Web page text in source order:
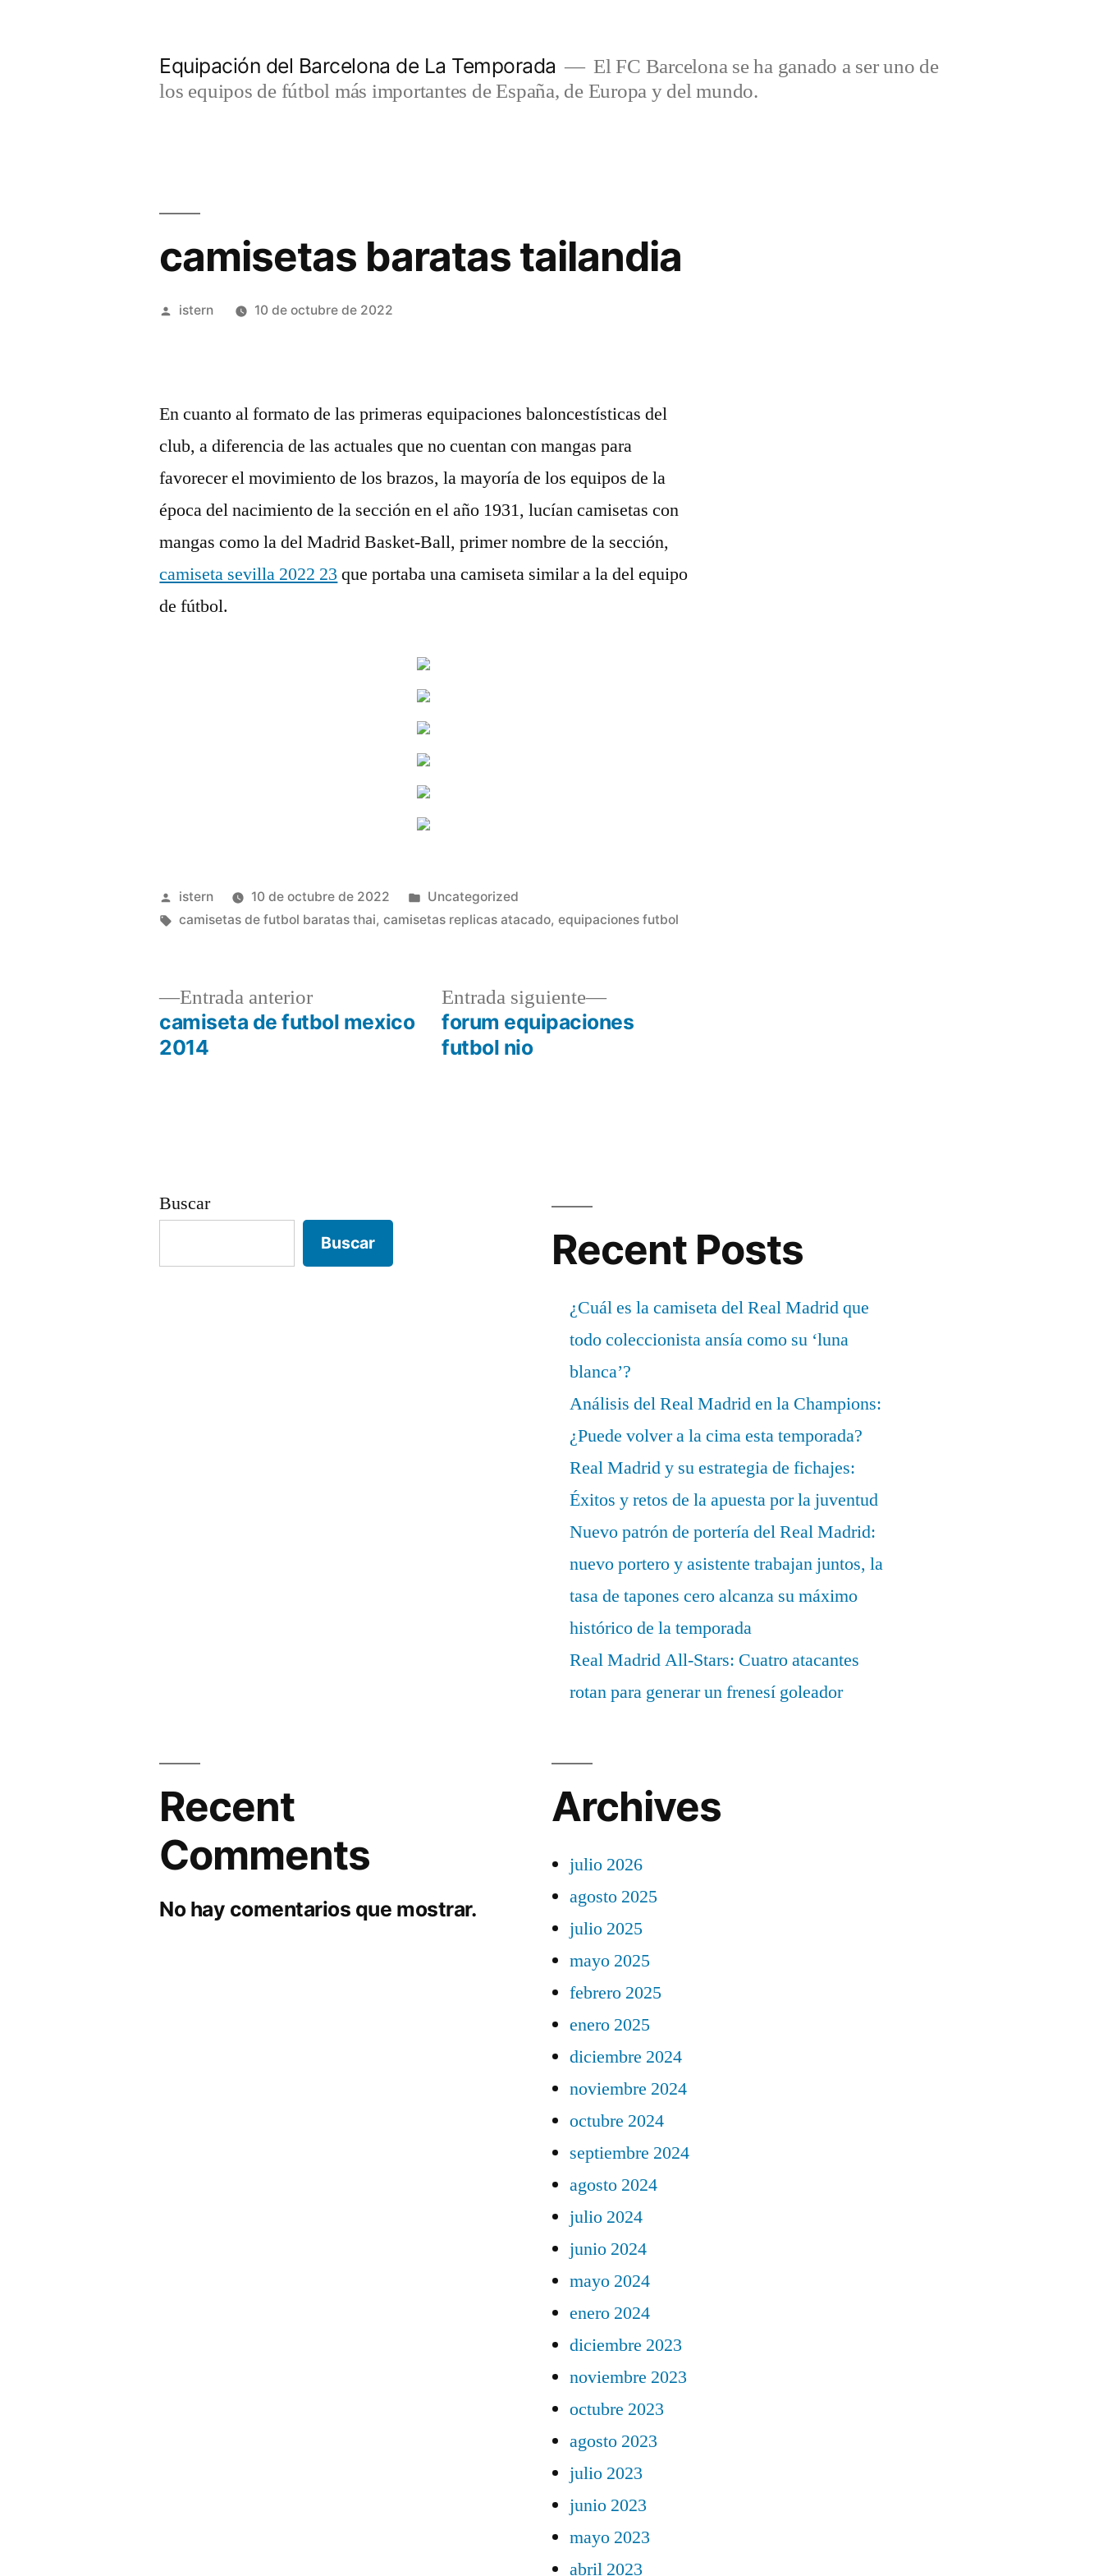
Equipación del Barcelona de La Temporada
El FC Barcelona se ha ganado a ser uno de
los equipos de fútbol más importantes de España, de Europa y del mundo.
camisetas baratas tailandia
Publicado
istern 10 de octubre de 2022
En cuanto al formato de las primeras equipaciones baloncestísticas del
club, a diferencia de las actuales que no cuentan con mangas para
favorecer el movimiento de los brazos, la mayoría de los equipos de la
época del nacimiento de la sección en el año 1931, lucían camisetas con
mangas como la del Madrid Basket-Ball, primer nombre de la sección,
camiseta sevilla 2022 23 que portaba una camiseta similar a la del equipo
de fútbol.
Publicado
por
istern 10 de octubre de 2022
Publicado
en
Uncategorized
Etiquetas:
camisetas de futbol baratas thai,camisetas replicas atacado,equipaciones futbol
Navegación
Entrada anteriorEntrada
anterior:
camiseta de futbol mexico
2014
Entrada siguiente
Entrada
siguiente:
forum equipaciones
futbol nio
Buscar
Buscar Recent Posts
¿Cuál es la camiseta del Real Madrid que
todo coleccionista ansía como su ‘luna
blanca’?
Análisis del Real Madrid en la Champions:
¿Puede volver a la cima esta temporada?
Real Madrid y su estrategia de fichajes:
Éxitos y retos de la apuesta por la juventud
Nuevo patrón de portería del Real Madrid:
nuevo portero y asistente trabajan juntos, la
tasa de tapones cero alcanza su máximo
histórico de la temporada
Real Madrid All-Stars: Cuatro atacantes
rotan para generar un frenesí goleador
Recent
Comments
No hay comentarios que mostrar.
Archives
julio 2026
agosto 2025
julio 2025
mayo 2025
febrero 2025
enero 2025
diciembre 2024
noviembre 2024
octubre 2024
septiembre 2024
agosto 2024
julio 2024
junio 2024
mayo 2024
enero 2024
diciembre 2023
noviembre 2023
octubre 2023
agosto 2023
julio 2023
junio 2023
mayo 2023
abril 2023